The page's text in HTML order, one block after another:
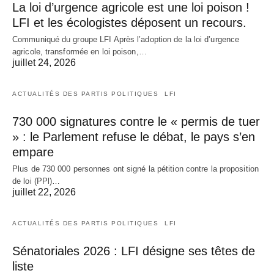
La loi d’urgence agricole est une loi poison !
LFI et les écologistes déposent un recours.
Communiqué du groupe LFI Après l’adoption de la loi d’urgence
agricole, transformée en loi poison,…
juillet 24, 2026
ACTUALITÉS DES PARTIS POLITIQUES LFI
730 000 signatures contre le « permis de tuer
» : le Parlement refuse le débat, le pays s’en
empare
Plus de 730 000 personnes ont signé la pétition contre la proposition
de loi (PPl)…
juillet 22, 2026
ACTUALITÉS DES PARTIS POLITIQUES LFI
Sénatoriales 2026 : LFI désigne ses têtes de
liste